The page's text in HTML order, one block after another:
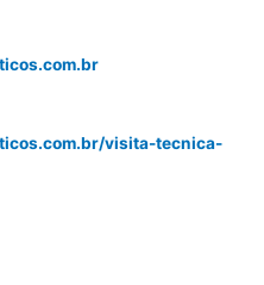
visita-tecnica-